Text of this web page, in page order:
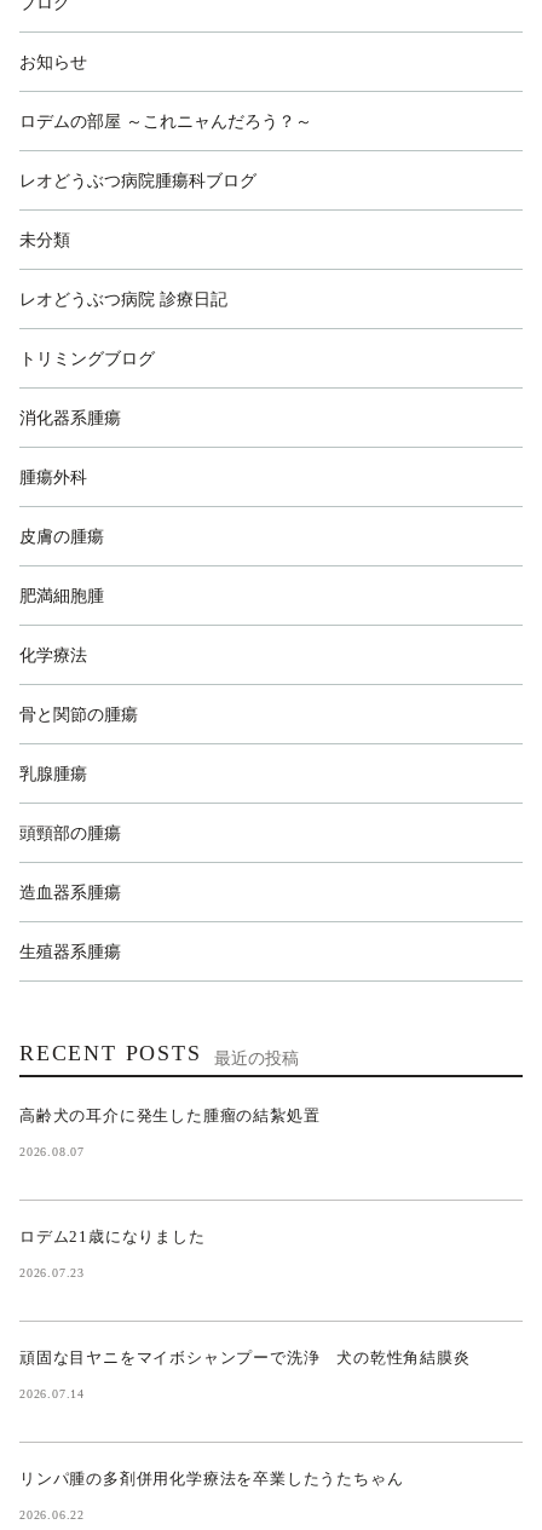
お知らせ
ロデムの部屋 ～これニャんだろう？～
レオどうぶつ病院腫瘍科ブログ
未分類
レオどうぶつ病院 診療日記
トリミングブログ
消化器系腫瘍
腫瘍外科
皮膚の腫瘍
肥満細胞腫
化学療法
骨と関節の腫瘍
乳腺腫瘍
頭頸部の腫瘍
造血器系腫瘍
生殖器系腫瘍
RECENT POSTS 最近の投稿
高齢犬の耳介に発生した腫瘤の結紮処置
2026.08.07
ロデム21歳になりました
2026.07.23
頑固な目ヤニをマイボシャンプーで洗浄 犬の乾性角結膜炎
2026.07.14
リンパ腫の多剤併用化学療法を卒業したうたちゃん
2026.06.22